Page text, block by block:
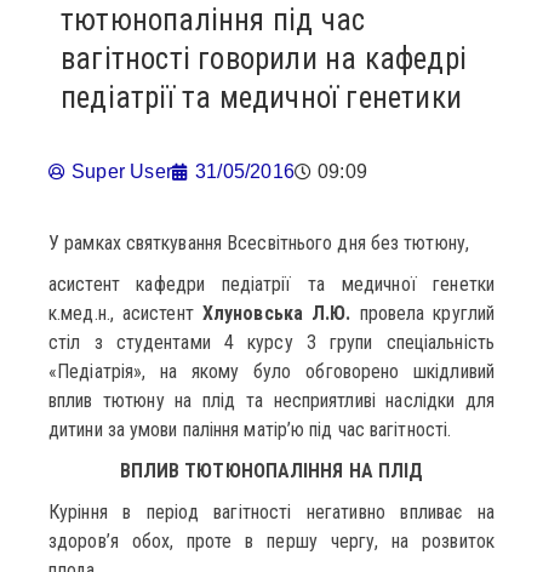
тютюнопаління під час
вагітності говорили на кафедрі
педіатрії та медичної генетики
Super User 31/05/2016 09:09
У рамках святкування Всесвітнього дня без тютюну,
асистент кафедри педіатрії та медичної генетки
к.мед.н., асистент Хлуновська Л.Ю. провела круглий
стіл з студентами 4 курсу 3 групи спеціальність
«Педіатрія», на якому було обговорено шкідливий
вплив тютюну на плід та несприятливі наслідки для
дитини за умови паління матір’ю під час вагітності.
ВПЛИВ ТЮТЮНОПАЛІННЯ НА ПЛІД
Куріння в період вагітності негативно впливає на
здоров’я обох, проте в першу чергу, на розвиток